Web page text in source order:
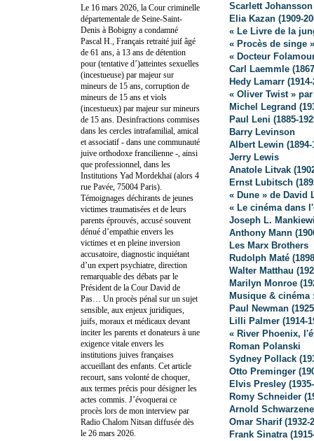
Scarlett Johansson
Elia Kazan (1909-
« Le Livre de la
« Procès de singe
« Docteur
Carl Laemmle
Hedy Lamarr
« Oliver Twist »
Michel Legrand
Paul Leni (1885-
Barry Levinson
Albert Lewin (1894-
Jerry Lewis
Anatole Litvak
Ernst Lubitsch
« Dune » de David
« Le cinéma dans
Joseph L.
Anthony Mann
Les Marx Brothers
Rudolph Maté
Walter Matthau
Marilyn Monroe
Musique &
Paul Newman
Lilli Palmer (1914-
« River Phoenix,
Roman Polanski
Sydney Pollack
Otto Preminger
Elvis Presley
Romy Schneider
Arnold
Omar Sharif (1932-
Frank Sinatra
Le 16 mars 2026, la Cour criminelle
départementale de Seine-Saint-
Denis à Bobigny a condamné
Pascal H., Français retraité juif âgé
de 61 ans, à 13 ans de détention
pour (tentative d’)atteintes sexuelles
(incestueuse) par majeur sur
mineurs de 15 ans, corruption de
mineurs de 15 ans et viols
(incestueux) par majeur sur mineurs
de 15 ans. Desinfractions commises
dans les cercles intrafamilial, amical
et associatif - dans une communauté
juive orthodoxe francilienne -, ainsi
que professionnel, dans les
Institutions Yad Mordekhaï (alors 4
rue Pavée, 75004 Paris).
Témoignages déchirants de jeunes
victimes traumatisées et de leurs
parents éprouvés, accusé souvent
dénué d’empathie envers les
victimes et en pleine inversion
accusatoire, diagnostic inquiétant
d’un expert psychiatre, direction
remarquable des débats par le
Président de la Cour David de
Pas… Un procès pénal sur un sujet
sensible, aux enjeux juridiques,
juifs, moraux et médicaux devant
inciter les parents et donateurs à une
exigence vitale envers les
institutions juives françaises
accueillant des enfants. Cet article
recourt, sans volonté de choquer,
aux termes précis pour désigner les
actes commis. J’évoquerai ce
procès lors de mon interview par
Radio Chalom Nitsan diffusée dès
le 26 mars 2026.